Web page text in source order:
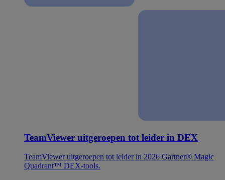
TeamViewer uitgeroepen tot leider in DEX
TeamViewer uitgeroepen tot leider in 2026 Gartner® Magic
Quadrant™ DEX-tools.